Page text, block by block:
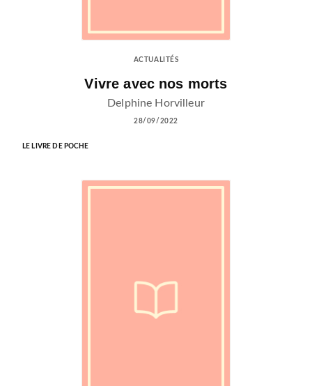
ACTUALITÉS
Vivre avec nos morts
Delphine Horvilleur
28/09/2022
LE LIVRE DE POCHE